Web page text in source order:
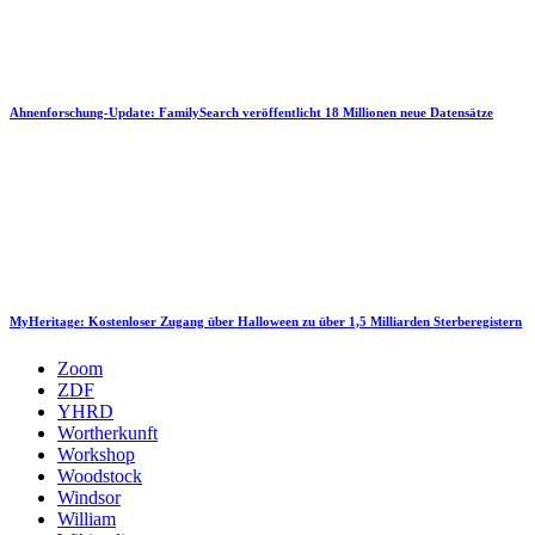
Ahnenforschung-Update: FamilySearch veröffentlicht 18 Millionen neue Datensätze
MyHeritage: Kostenloser Zugang über Halloween zu über 1,5 Milliarden Sterberegistern
Zoom
ZDF
YHRD
Wortherkunft
Workshop
Woodstock
Windsor
William